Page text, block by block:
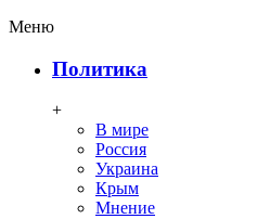
Меню
Политика
+
В мире
Россия
Украина
Крым
Мнение